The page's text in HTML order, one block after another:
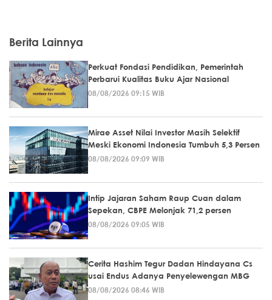
Berita Lainnya
Perkuat Fondasi Pendidikan, Pemerintah
Perbarui Kualitas Buku Ajar Nasional
08/08/2026 09:15 WIB
Mirae Asset Nilai Investor Masih Selektif
Meski Ekonomi Indonesia Tumbuh 5,3 Persen
08/08/2026 09:09 WIB
Intip Jajaran Saham Raup Cuan dalam
Sepekan, CBPE Melonjak 71,2 persen
08/08/2026 09:05 WIB
Cerita Hashim Tegur Dadan Hindayana Cs
usai Endus Adanya Penyelewengan MBG
08/08/2026 08:46 WIB